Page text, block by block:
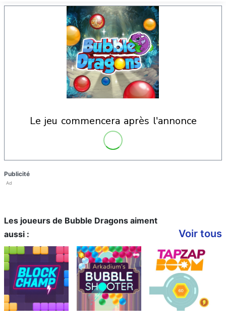
le jeu commencera après l'annonce
Publicité
Ad
Les joueurs de Bubble Dragons aiment
aussi :
Voir tous